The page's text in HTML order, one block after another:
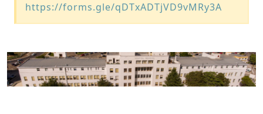
https://forms.gle/qDTxADTjVD9vMRy3A